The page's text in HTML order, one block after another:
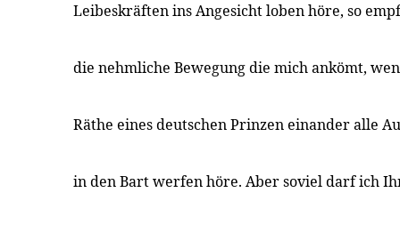
Leibeskräften ins Angesicht loben höre, so
die nehmliche Bewegung die mich ankömt,
Räthe eines deutschen Prinzen einander alle
in den Bart werfen höre. Aber soviel darf ich